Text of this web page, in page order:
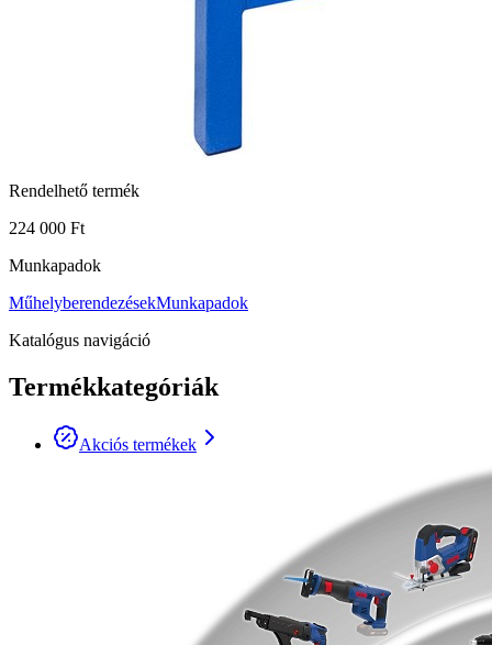
Rendelhető termék
224 000 Ft
Munkapadok
MűhelyberendezésekMunkapadok
Katalógus navigáció
Termékkategóriák
Akciós termékek